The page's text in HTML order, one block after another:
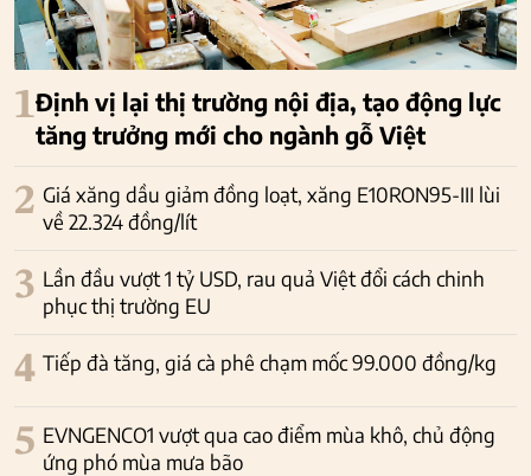
1Định vị lại thị trường nội địa, tạo động lực
tăng trưởng mới cho ngành gỗ Việt
2 Giá xăng dầu giảm đồng loạt, xăng E10RON95-III lùi
về 22.324 đồng/lít
3 Lần đầu vượt 1 tỷ USD, rau quả Việt đổi cách chinh
phục thị trường EU
4 Tiếp đà tăng, giá cà phê chạm mốc 99.000 đồng/kg
5 EVNGENCO1 vượt qua cao điểm mùa khô, chủ động
ứng phó mùa mưa bão